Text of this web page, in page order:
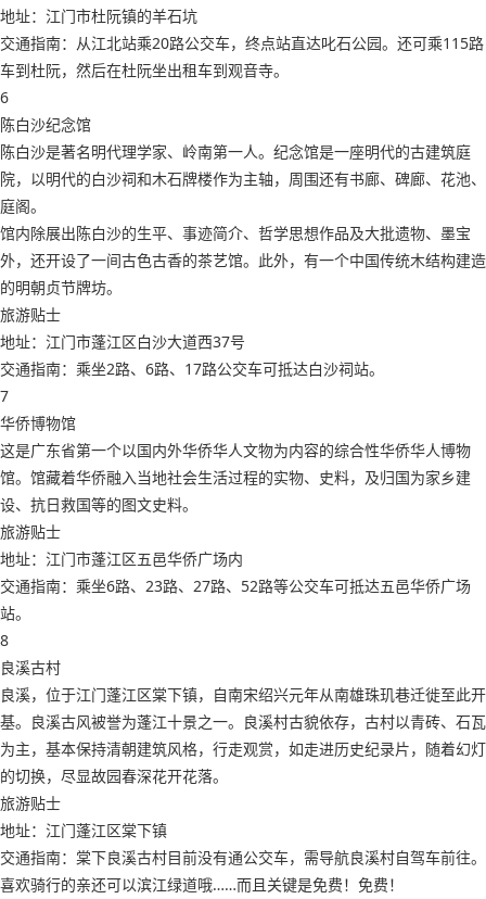
地址：江门市杜阮镇的羊石坑
交通指南：从江北站乘20路公交车，终点站直达叱石公园。还可乘115路
车到杜阮，然后在杜阮坐出租车到观音寺。
6
陈白沙纪念馆
陈白沙是著名明代理学家、岭南第一人。纪念馆是一座明代的古建筑庭
院，以明代的白沙祠和木石牌楼作为主轴，周围还有书廊、碑廊、花池、
庭阁。
馆内除展出陈白沙的生平、事迹简介、哲学思想作品及大批遗物、墨宝
外，还开设了一间古色古香的茶艺馆。此外，有一个中国传统木结构建造
的明朝贞节牌坊。
旅游贴士
地址：江门市蓬江区白沙大道西37号
交通指南：乘坐2路、6路、17路公交车可抵达白沙祠站。
7
华侨博物馆
这是广东省第一个以国内外华侨华人文物为内容的综合性华侨华人博物
馆。馆藏着华侨融入当地社会生活过程的实物、史料，及归国为家乡建
设、抗日救国等的图文史料。
旅游贴士
地址：江门市蓬江区五邑华侨广场内
交通指南：乘坐6路、23路、27路、52路等公交车可抵达五邑华侨广场
站。
8
良溪古村
良溪，位于江门蓬江区棠下镇，自南宋绍兴元年从南雄珠玑巷迁徙至此开
基。良溪古风被誉为蓬江十景之一。良溪村古貌依存，古村以青砖、石瓦
为主，基本保持清朝建筑风格，行走观赏，如走进历史纪录片，随着幻灯
的切换，尽显故园春深花开花落。
旅游贴士
地址：江门蓬江区棠下镇
交通指南：棠下良溪古村目前没有通公交车，需导航良溪村自驾车前往。
喜欢骑行的亲还可以滨江绿道哦……而且关键是免费！免费！